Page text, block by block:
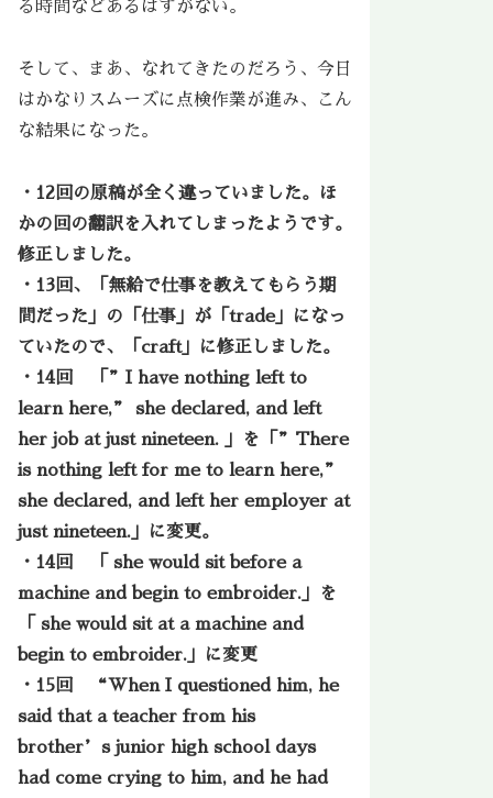
る時間などあるはずがない。
そして、まあ、なれてきたのだろう、今日
はかなりスムーズに点検作業が進み、こん
な結果になった。
・12回の原稿が全く違っていました。ほ
かの回の翻訳を入れてしまったようです。
修正しました。
・13回、「無給で仕事を教えてもらう期
間だった」の「仕事」が「trade」になっ
ていたので、「craft」に修正しました。
・14回 「”I have nothing left to
learn here,” she declared, and left
her job at just nineteen. 」を「”There
is nothing left for me to learn here,”
she declared, and left her employer at
just nineteen.」に変更。
・14回 「 she would sit before a
machine and begin to embroider.」を
「 she would sit at a machine and
begin to embroider.」に変更
・15回 “When I questioned him, he
said that a teacher from his
brother’s junior high school days
had come crying to him, and he had